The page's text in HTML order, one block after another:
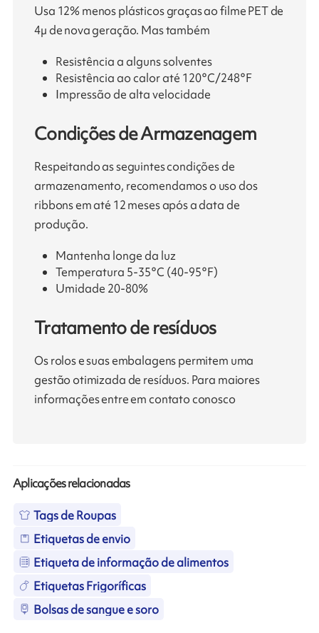
Usa 12% menos plásticos graças ao filme PET de
4µ de nova geração. Mas também
Resistência a alguns solventes
Resistência ao calor até 120°C/248°F
Impressão de alta velocidade
Condições de Armazenagem
Respeitando as seguintes condições de
armazenamento, recomendamos o uso dos
ribbons em até 12 meses após a data de
produção.
Mantenha longe da luz
Temperatura 5-35°C (40-95°F)
Umidade 20-80%
Tratamento de resíduos
Os rolos e suas embalagens permitem uma
gestão otimizada de resíduos. Para maiores
informações entre em contato conosco
Aplicações relacionadas
Tags de Roupas
Etiquetas de envio
Etiqueta de informação de alimentos
Etiquetas Frigoríficas
Bolsas de sangue e soro